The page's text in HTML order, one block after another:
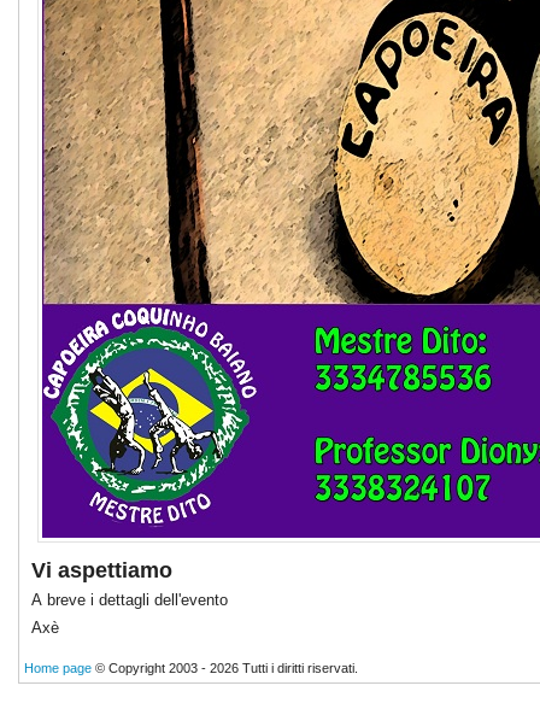
Vi aspettiamo
A breve i dettagli dell'evento
Axè
Home page © Copyright 2003 - 2026 Tutti i diritti riservati.